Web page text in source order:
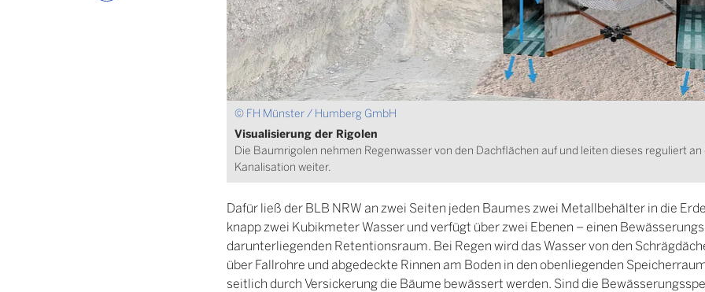
© FH Münster / Humberg GmbH
Visualisierung der Rigolen
Die Baumrigolen nehmen Regenwasser von den Dachflächen auf und leiten dieses reguliert
Kanalisation weiter.
Dafür ließ der BLB NRW an zwei Seiten jeden Baumes zwei Metallbehälter in die
knapp zwei Kubikmeter Wasser und verfügt über zwei Ebenen – einen
darunterliegenden Retentionsraum. Bei Regen wird das Wasser von den
über Fallrohre und abgedeckte Rinnen am Boden in den obenliegenden
seitlich durch Versickerung die Bäume bewässert werden. Sind die